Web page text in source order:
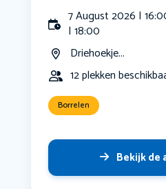
7 August 2026 |
| 18:00
Driehoekje...
12 plekken
Borrelen
Bekijk